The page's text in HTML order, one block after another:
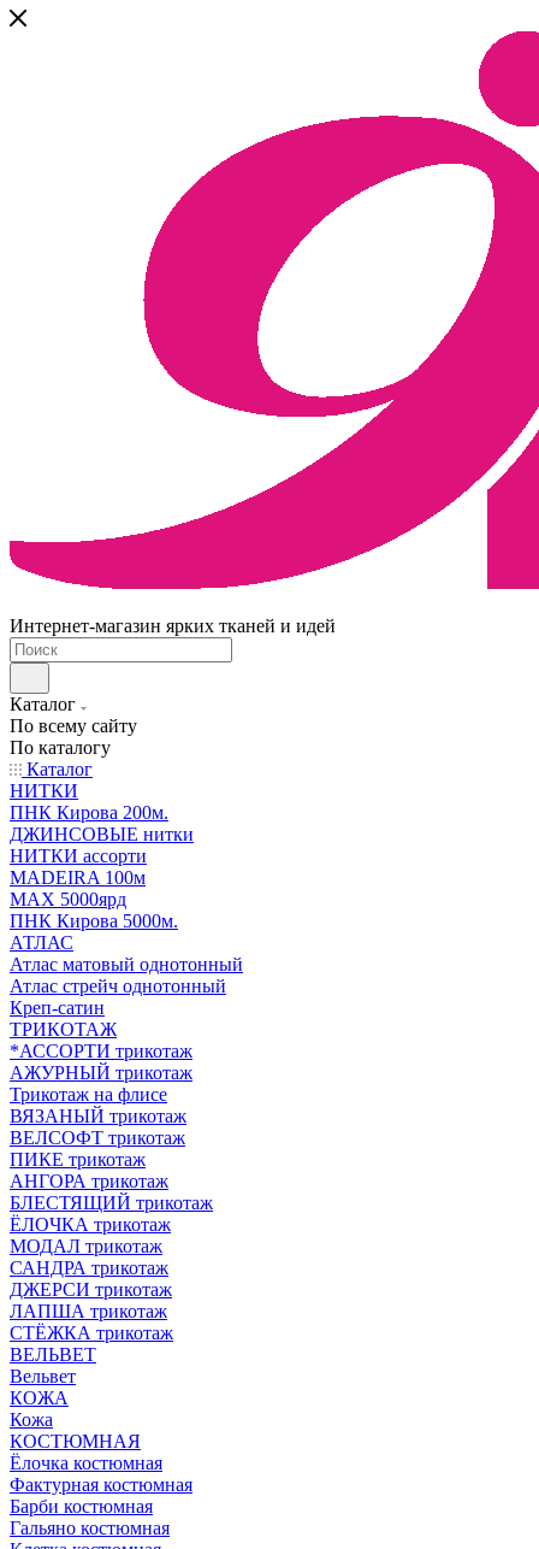
Интернет-магазин ярких тканей и идей
Каталог
По всему сайту
По каталогу
Каталог
НИТКИ
ПНК Кирова 200м.
ДЖИНСОВЫЕ нитки
НИТКИ ассорти
MADEIRA 100м
МАХ 5000ярд
ПНК Кирова 5000м.
АТЛАС
Атлас матовый однотонный
Атлас стрейч однотонный
Креп-сатин
ТРИКОТАЖ
*АССОРТИ трикотаж
АЖУРНЫЙ трикотаж
Трикотаж на флисе
ВЯЗАНЫЙ трикотаж
ВЕЛСОФТ трикотаж
ПИКЕ трикотаж
АНГОРА трикотаж
БЛЕСТЯЩИЙ трикотаж
ЁЛОЧКА трикотаж
МОДАЛ трикотаж
САНДРА трикотаж
ДЖЕРСИ трикотаж
ЛАПША трикотаж
СТЁЖКА трикотаж
ВЕЛЬВЕТ
Вельвет
КОЖА
Кожа
КОСТЮМНАЯ
Ёлочка костюмная
Фактурная костюмная
Барби костюмная
Гальяно костюмная